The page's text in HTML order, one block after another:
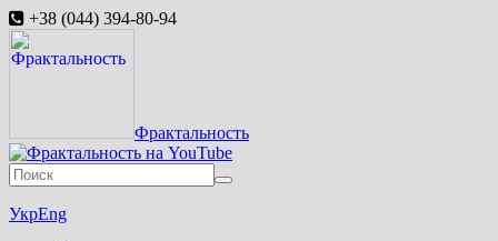
+38 (044) 394-80-94
Фрактальность
УкрEng